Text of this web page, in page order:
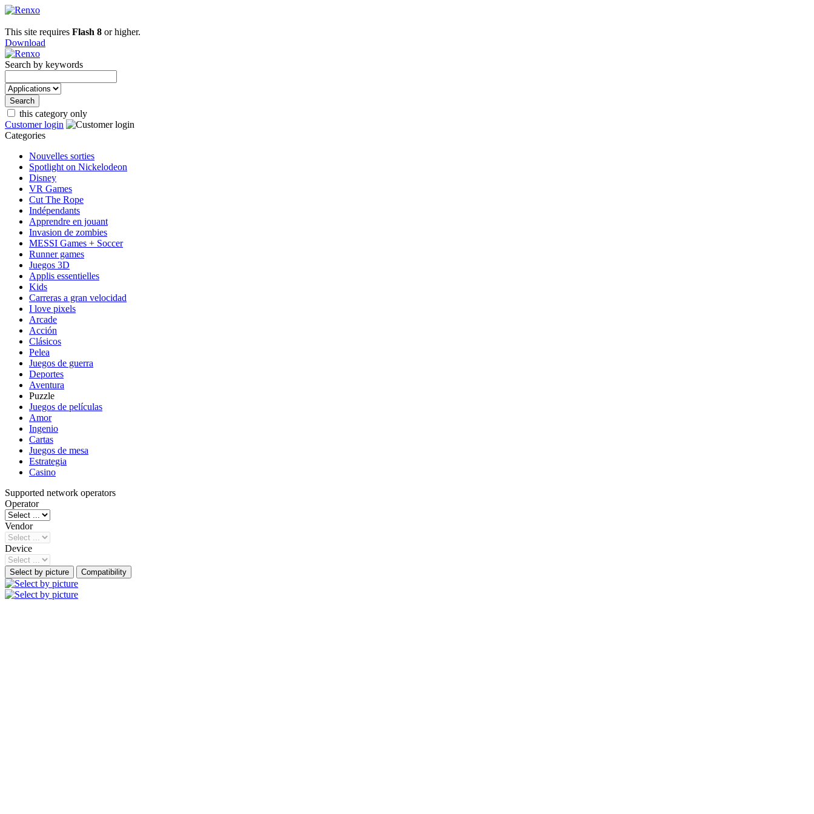
This site requires Flash 8 or higher.
Download
Search by keywords
this category only
Customer login
Categories
Nouvelles sorties
Spotlight on Nickelodeon
Disney
VR Games
Cut The Rope
Indépendants
Apprendre en jouant
Invasion de zombies
MESSI Games + Soccer
Runner games
Juegos 3D
Applis essentielles
Kids
Carreras a gran velocidad
I love pixels
Arcade
Acción
Clásicos
Pelea
Juegos de guerra
Deportes
Aventura
Puzzle
Juegos de películas
Amor
Ingenio
Cartas
Juegos de mesa
Estrategia
Casino
Supported network operators
Operator
Vendor
Device